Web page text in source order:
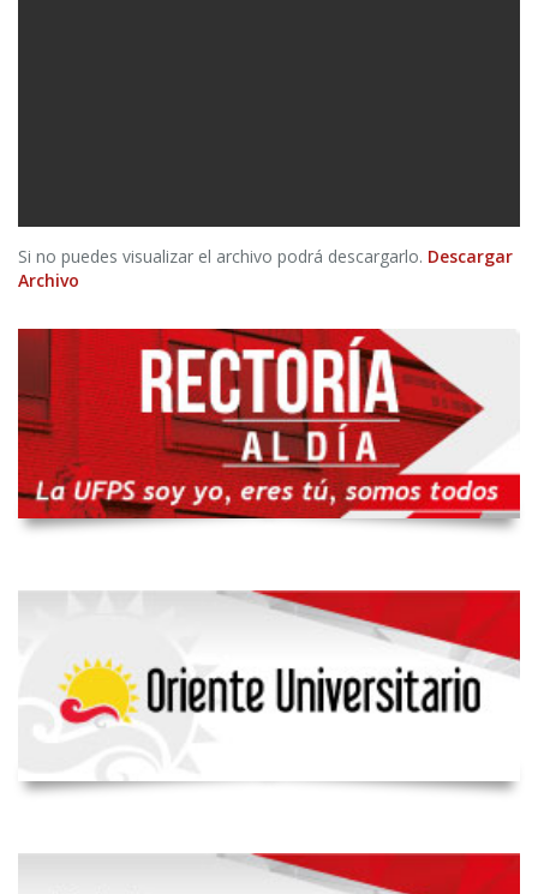
Si no puedes visualizar el archivo podrá descargarlo. Descargar
Archivo